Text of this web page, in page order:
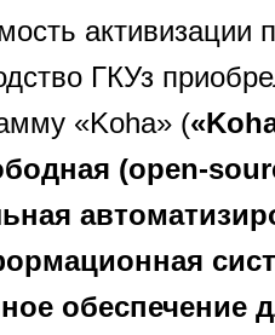
активизации
ГКУз
«Koha» (
(open-
обеспечение